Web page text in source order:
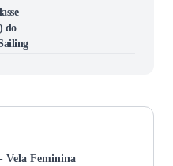
do
Vela Feminina